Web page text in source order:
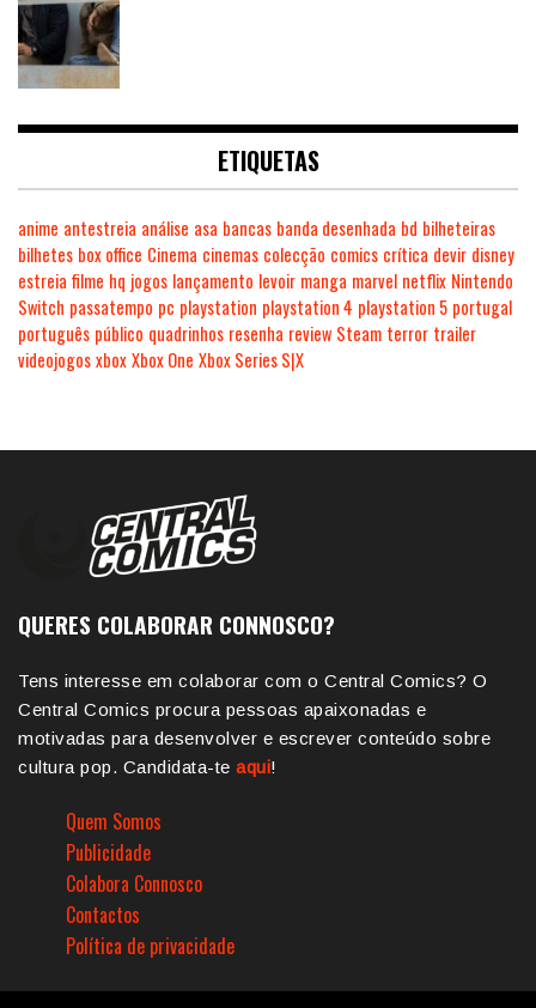
ETIQUETAS
anime antestreia análise asa bancas banda desenhada bd bilheteiras
bilhetes box office Cinema cinemas colecção comics crítica devir disney
estreia filme hq jogos lançamento levoir manga marvel netflix Nintendo
Switch passatempo pc playstation playstation 4 playstation 5 portugal
português público quadrinhos resenha review Steam terror trailer
videojogosxboxXbox One Xbox Series S|X
QUERES COLABORAR CONNOSCO?
Tens interesse em colaborar com o Central Comics? O
Central Comics procura pessoas apaixonadas e
motivadas para desenvolver e escrever conteúdo sobre
cultura pop. Candidata-te aqui!
Quem Somos
Publicidade
Colabora Connosco
Contactos
Política de privacidade